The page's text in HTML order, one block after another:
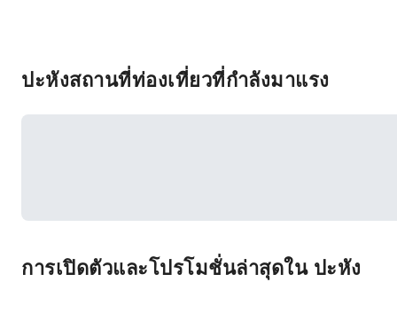
ปะหังสถานที่ท่องเที่ยวที่กำลังมาแรง
การเปิดตัวและโปรโมชั่นล่าสุดใน ปะหัง